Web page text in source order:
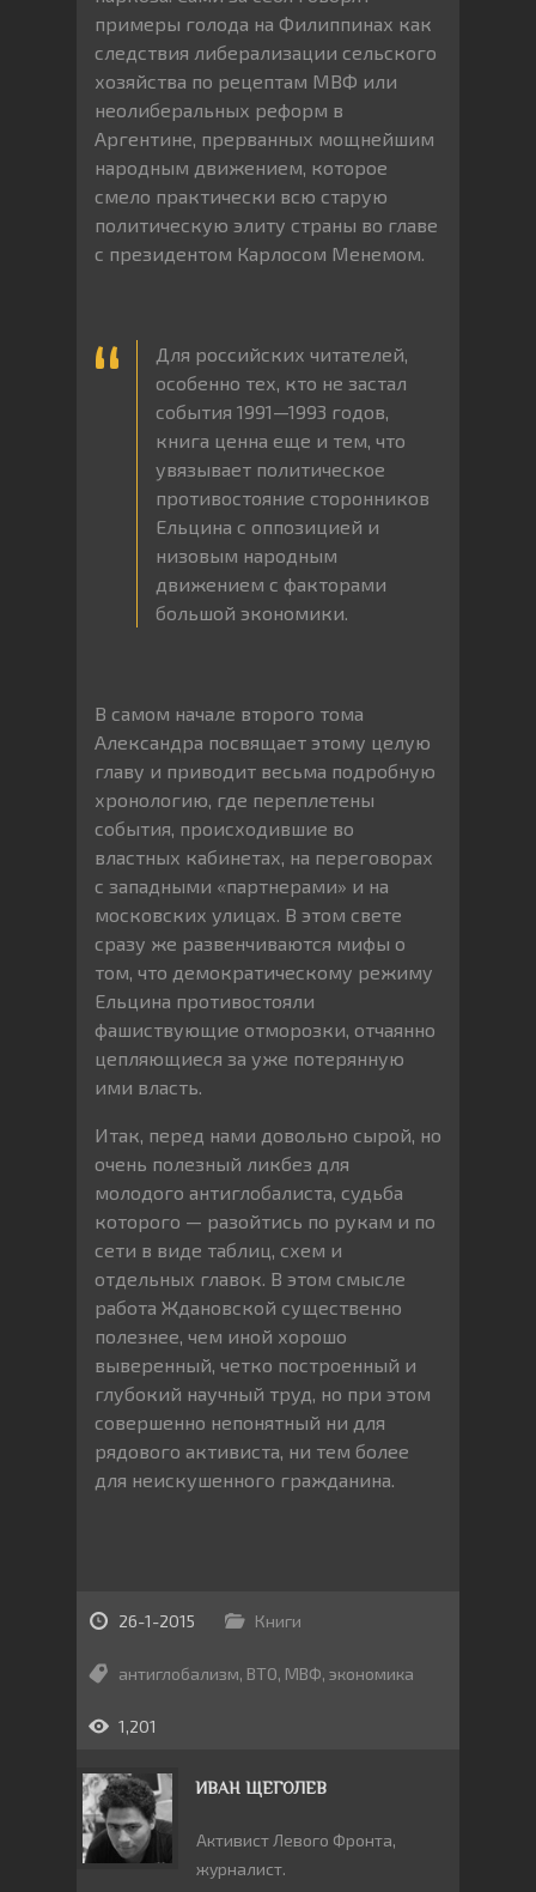
примеры голода на Филиппинах как
следствия либерализации сельского
хозяйства по рецептам МВФ или
неолиберальных реформ в
Аргентине, прерванных мощнейшим
народным движением, которое
смело практически всю старую
политическую элиту страны во главе
с президентом Карлосом Менемом.
Для российских читателей,
особенно тех, кто не застал
события 1991—1993 годов,
книга ценна еще и тем, что
увязывает политическое
противостояние сторонников
Ельцина с оппозицией и
низовым народным
движением с факторами
большой экономики.
В самом начале второго тома
Александра посвящает этому целую
главу и приводит весьма подробную
хронологию, где переплетены
события, происходившие во
властных кабинетах, на переговорах
с западными «партнерами» и на
московских улицах. В этом свете
сразу же развенчиваются мифы о
том, что демократическому режиму
Ельцина противостояли
фашиствующие отморозки, отчаянно
цепляющиеся за уже потерянную
ими власть.
Итак, перед нами довольно сырой, но
очень полезный ликбез для
молодого антиглобалиста, судьба
которого — разойтись по рукам и по
сети в виде таблиц, схем и
отдельных главок. В этом смысле
работа Ждановской существенно
полезнее, чем иной хорошо
выверенный, четко построенный и
глубокий научный труд, но при этом
совершенно непонятный ни для
рядового активиста, ни тем более
для неискушенного гражданина.
26-1-2015 Книги
антиглобализм, ВТО, МВФ, экономика
1,201
ИВАН ЩЕГОЛЕВ
Активист Левого Фронта,
журналист.